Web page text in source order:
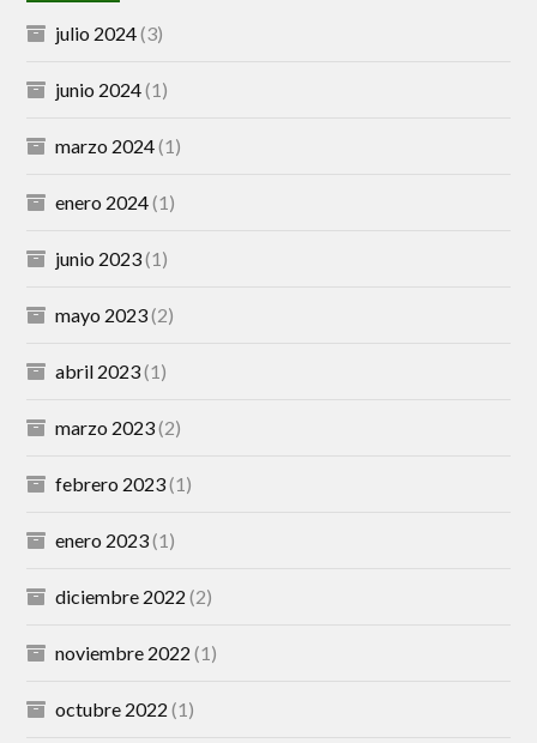
julio 2024(3)
junio 2024(1)
marzo 2024(1)
enero 2024(1)
junio 2023(1)
mayo 2023(2)
abril 2023(1)
marzo 2023(2)
febrero 2023(1)
enero 2023(1)
diciembre 2022 (2)
noviembre 2022 (1)
octubre 2022 (1)